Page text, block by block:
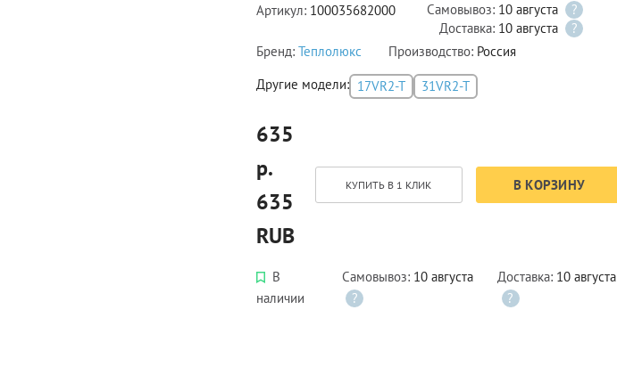
Артикул: 100035682000
Самовывоз: 10 августа
?
Доставка: 10 августа
?
Бренд: Теплолюкс Производство: Россия
Другие модели: 17VR2-T 31VR2-T
635
р.
635
RUB
КУПИТЬ В 1 КЛИК В КОРЗИНУ
В
наличии
Самовывоз: 10 августа
?
Доставка: 10 августа
?